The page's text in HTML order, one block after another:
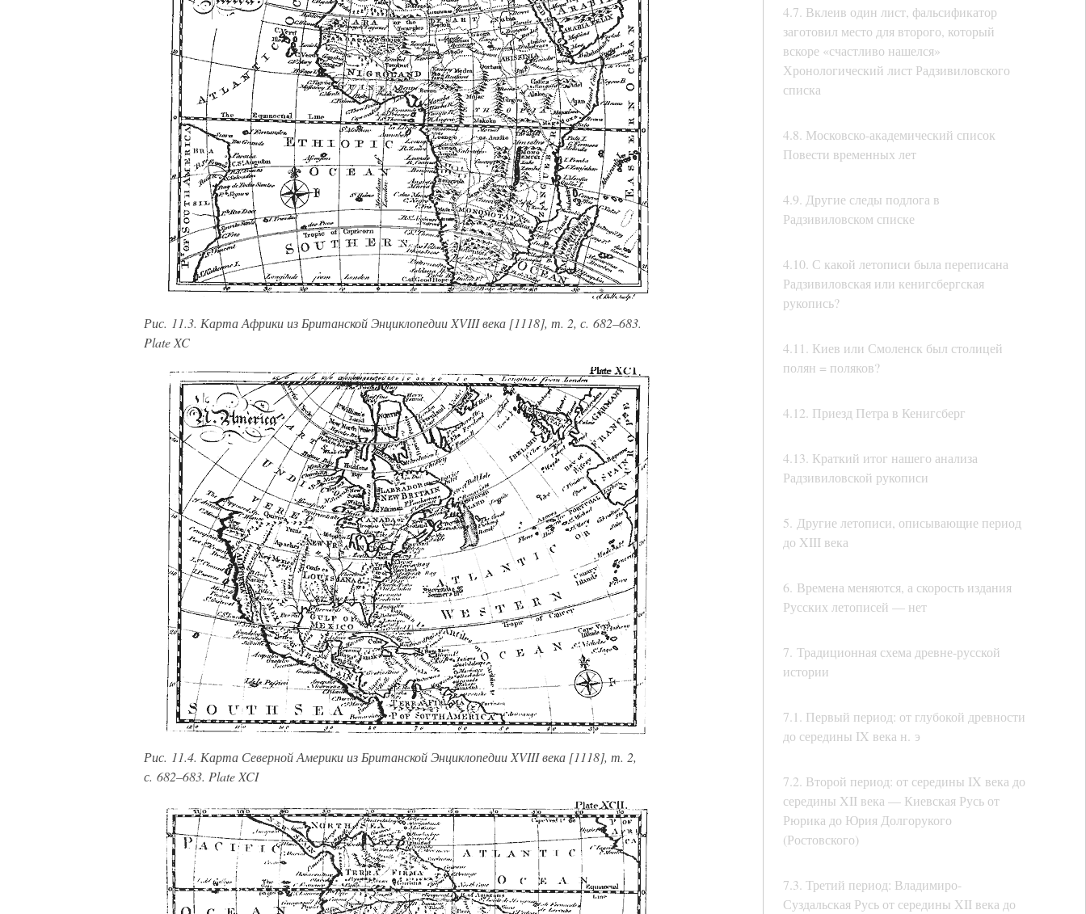
4.7. Вклеив один лист, фальсификатор
заготовил место для второго, который
вскоре «счастливо нашелся»
Хронологический лист Радзивиловского
списка
4.8. Московско-академический список
Повести временных лет
4.9. Другие следы подлога в
Радзивиловском списке
4.10. С какой летописи была переписана
Радзивиловская или кенигсбергская
рукопись?
4.11. Киев или Смоленск был столицей
полян = поляков?
4.12. Приезд Петра в Кенигсберг
4.13. Краткий итог нашего анализа
Радзивиловской рукописи
5. Другие летописи, описывающие период
до XIII века
6. Времена меняются, а скорость издания
Русских летописей — нет
7. Традиционная схема древне-русской
истории
7.1. Первый период: от глубокой древности
до середины IX века н. э
7.2. Второй период: от середины IX века до
середины XII века — Киевская Русь от
Рюрика до Юрия Долгорукого
(Ростовского)
7.3. Третий период: Владимиро-
Суздальская Русь от середины XII века до
Рис. 11.3. Карта Африки из Британской Энциклопедии XVIII века [1118], т. 2, с. 682–683.
Plate XC
Рис. 11.4. Карта Северной Америки из Британской Энциклопедии XVIII века [1118], т. 2,
с. 682–683. Plate XCI